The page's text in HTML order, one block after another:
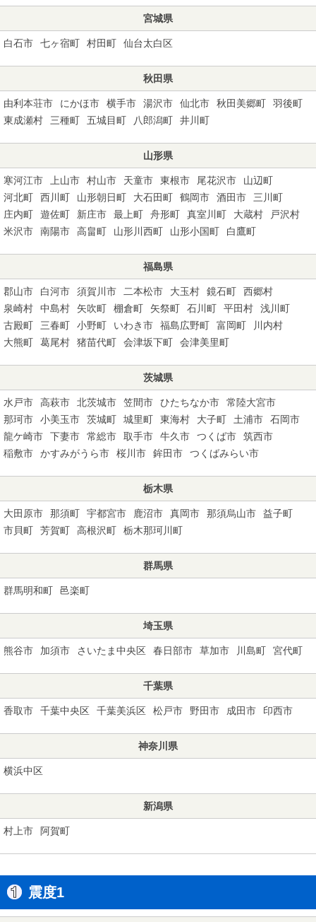
宮城県
白石市 七ヶ宿町 村田町 仙台太白区
秋田県
由利本荘市 にかほ市 横手市 湯沢市 仙北市 秋田美郷町
羽後町
東成瀬村
三種町 五城目町 八郎潟町 井川町
山形県
寒河江市 上山市 村山市 天童市 東根市 尾花沢市
山辺町
河北町
西川町 山形朝日町 大石田町 鶴岡市 酒田市
三川町
庄内町
遊佐町 新庄市 最上町 舟形町 真室川町 大蔵村
戸沢村
米沢市
南陽市 高畠町 山形川西町 山形小国町 白鷹町
福島県
郡山市 白河市 須賀川市 二本松市 大玉村 鏡石町
西郷村
泉崎村
中島村 矢吹町 棚倉町 矢祭町 石川町 平田村
浅川町
古殿町
三春町 小野町 いわき市 福島広野町 富岡町
川内村
大熊町
葛尾村 猪苗代町 会津坂下町 会津美里町
茨城県
水戸市 高萩市 北茨城市 笠間市 ひたちなか市
常陸大宮市
那珂市
小美玉市 茨城町 城里町 東海村 大子町 土浦市
石岡市
龍ケ崎市
下妻市 常総市 取手市 牛久市 つくば市
筑西市
稲敷市
かすみがうら市 桜川市 鉾田市 つくばみらい市
栃木県
大田原市 那須町 宇都宮市 鹿沼市 真岡市 那須烏山市
益子町
市貝町
芳賀町 高根沢町 栃木那珂川町
群馬県
群馬明和町 邑楽町
埼玉県
熊谷市 加須市 さいたま中央区 春日部市 草加市 川島町 宮代町
千葉県
香取市 千葉中央区 千葉美浜区 松戸市 野田市 成田市 印西市
神奈川県
横浜中区
新潟県
村上市 阿賀町
震度1